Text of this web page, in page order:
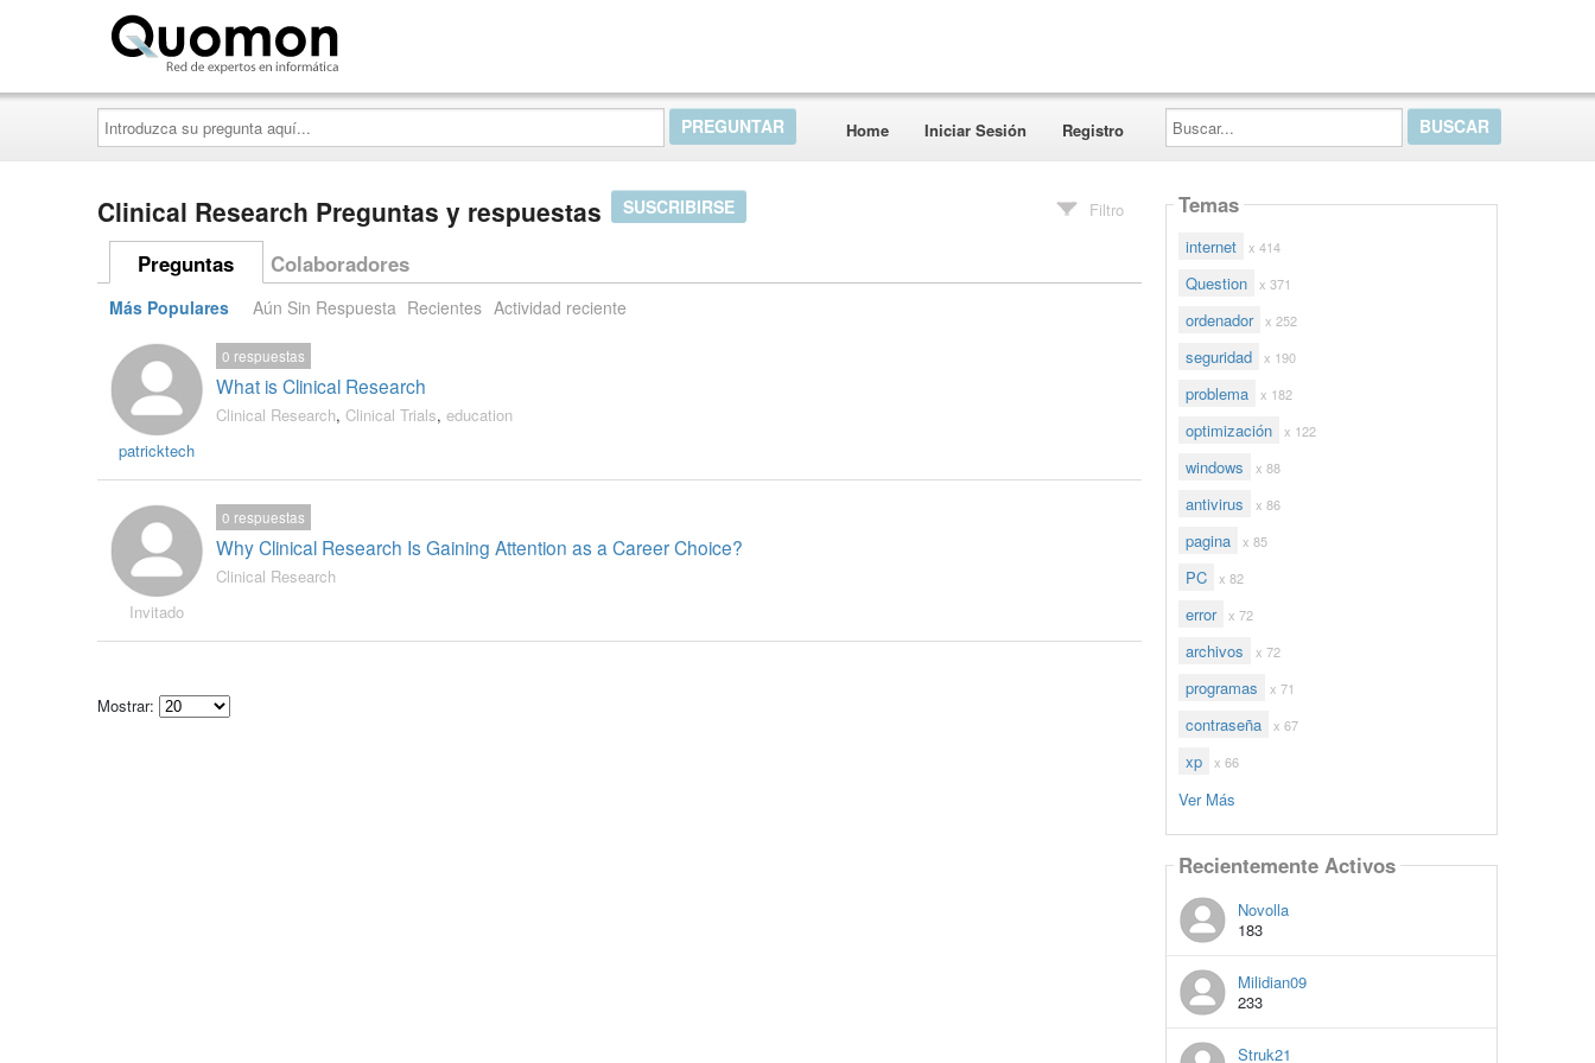
Introduzca
su
pregunta
aquí...
Home Iniciar Sesión Registro
Buscar...
Clinical Research Preguntas y respuestas SUSCRIBIRSE Filtro
Preguntas Colaboradores
Más Populares Aún Sin Respuesta Recientes Actividad reciente
patricktech
What is Clinical Research
0 respuestas
Clinical Research, Clinical Trials, education
Invitado
Why Clinical Research Is Gaining Attention as a Career Choice?
0 respuestas
Clinical Research
Mostrar:
Temas
internet x 414
Question x 371
ordenador x 252
seguridad x 190
problema x 182
optimización x 122
windows x 88
antivirus x 86
pagina x 85
PC x 82
error x 72
archivos x 72
programas x 71
contraseña x 67
xp x 66
Ver Más
Recientemente Activos
Novolla
183
Milidian09
233
Struk21